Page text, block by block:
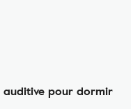
auditive pour dormir